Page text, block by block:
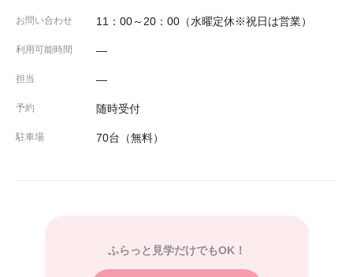
お問い合わせ 11：00～20：00（水曜定休※祝日は営業）
利用可能時間 ―
担当 ―
予約 随時受付
駐車場 70台（無料）
ふらっと見学だけでもOK！